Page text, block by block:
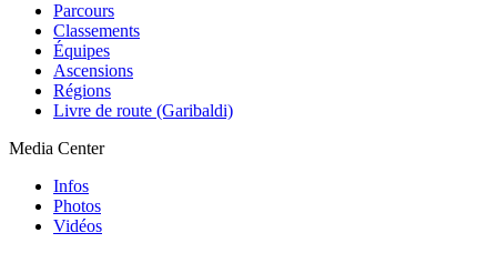
Parcours
Classements
Équipes
Ascensions
Régions
Livre de route (Garibaldi)
Media Center
Infos
Photos
Vidéos